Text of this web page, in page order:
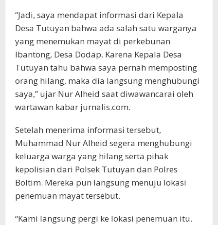
“Jadi, saya mendapat informasi dari Kepala
Desa Tutuyan bahwa ada salah satu warganya
yang menemukan mayat di perkebunan
Ibantong, Desa Dodap. Karena Kepala Desa
Tutuyan tahu bahwa saya pernah memposting
orang hilang, maka dia langsung menghubungi
saya,” ujar Nur Alheid saat diwawancarai oleh
wartawan kabar jurnalis.com.
Setelah menerima informasi tersebut,
Muhammad Nur Alheid segera menghubungi
keluarga warga yang hilang serta pihak
kepolisian dari Polsek Tutuyan dan Polres
Boltim. Mereka pun langsung menuju lokasi
penemuan mayat tersebut.
“Kami langsung pergi ke lokasi penemuan itu.